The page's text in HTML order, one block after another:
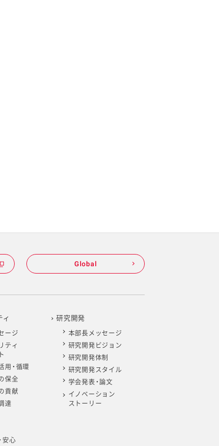
Global
ィ
ージ
ティ
用・循環
保全
貢献
達
安心
研究開発
本部長メッセージ
研究開発ビジョン
研究開発体制
研究開発スタイル
学会発表・論文
イノベーション
ストーリー